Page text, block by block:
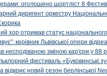
оголошено шортліст 8
диригент оркестру
хор отримав статус національного
керівник Львівської опери
несподіваною зміною кар'єри у 88
фестиваль «Буковинські
відкриє новий сезон берлінської